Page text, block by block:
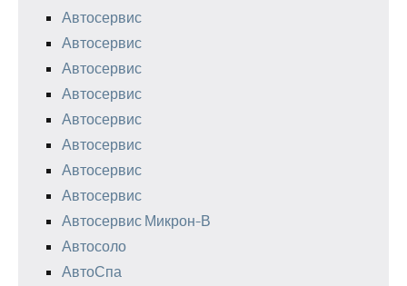
Автосервис
Автосервис
Автосервис
Автосервис
Автосервис
Автосервис
Автосервис
Автосервис
Автосервис Микрон-В
Автосоло
АвтоСпа